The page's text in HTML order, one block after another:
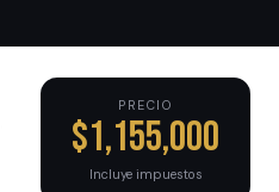
PRECIO
$1,155,000
Incluye impuestos